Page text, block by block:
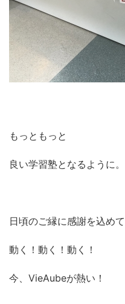
もっともっと
良い学習塾となるように。
日頃のご縁に感謝を込めて
動く！動く！動く！
今、VieAubeが熱い！